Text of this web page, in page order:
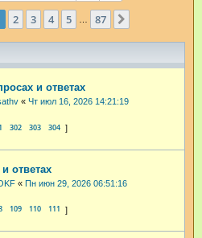
из 87
2 3 4 5 87
и ответах
« Чт июл 16, 2026 14:21:19
302 303 304
ответах
« Пн июн 29, 2026 06:51:16
109 110 111